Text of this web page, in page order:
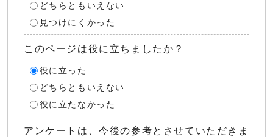
どちらともいえない
見つけにくかった
このページは役に立ちましたか？
役に立った
どちらともいえない
役に立たなかった
アンケートは、今後の参考とさせていただきま